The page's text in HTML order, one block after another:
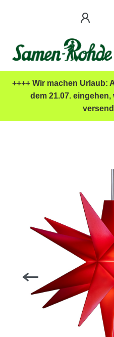
++++ Wir machen Urlaub:
dem 21.07. eingehen,